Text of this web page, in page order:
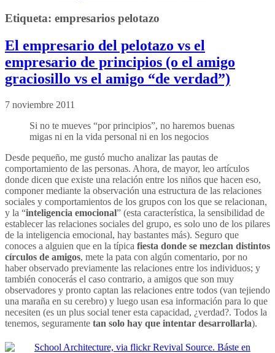
Etiqueta: empresarios pelotazo
El empresario del pelotazo vs el
empresario de principios (o el amigo
graciosillo vs el amigo “de verdad”)
7 noviembre 2011
Si no te mueves “por principios”, no haremos buenas
migas ni en la vida personal ni en los negocios
Desde pequeño, me gustó mucho analizar las pautas de
comportamiento de las personas. Ahora, de mayor, leo artículos
donde dicen que existe una relación entre los niños que hacen eso,
componer mediante la observación una estructura de las relaciones
sociales y comportamientos de los grupos con los que se relacionan,
y la “inteligencia emocional” (esta característica, la sensibilidad de
establecer las relaciones sociales del grupo, es solo uno de los pilares
de la inteligencia emocional, hay bastantes más). Seguro que
conoces a alguien que en la típica fiesta donde se mezclan distintos
círculos de amigos, mete la pata con algún comentario, por no
haber observado previamente las relaciones entre los individuos; y
también conocerás el caso contrario, a amigos que son muy
observadores y pronto captan las relaciones entre todos (van tejiendo
una maraña en su cerebro) y luego usan esa información para lo que
necesiten (es un plus social tener esta capacidad, ¿verdad?. Todos la
tenemos, seguramente tan solo hay que intentar desarrollarla).